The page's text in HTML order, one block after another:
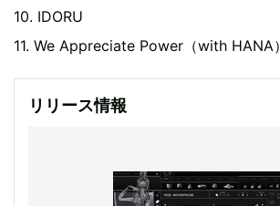
10. IDORU
11. We Appreciate Power（with HANA）
リリース情報